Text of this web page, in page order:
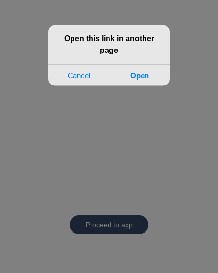
Proceed to app